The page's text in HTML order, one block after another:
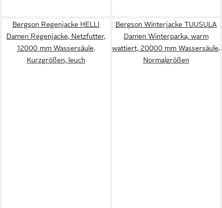
Bergson Regenjacke HELLI
Damen Regenjacke, Netzfutter,
12000 mm Wassersäule,
Kurzgrößen, leuch
Bergson Winterjacke TUUSULA
Damen Winterparka, warm
wattiert, 20000 mm Wassersäule,
Normalgrößen